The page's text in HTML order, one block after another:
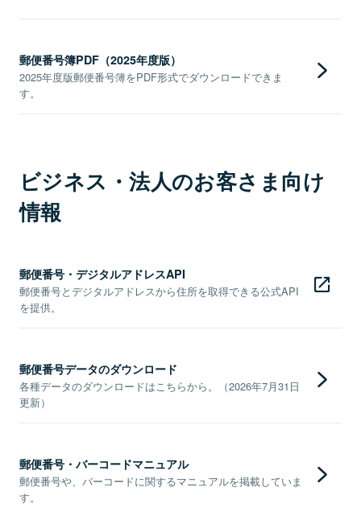
郵便番号簿PDF（2025年度版）
2025年度版郵便番号簿をPDF形式でダウンロードできま
す。
ビジネス・法人のお客さま向け
情報
郵便番号・デジタルアドレスAPI
郵便番号とデジタルアドレスから住所を取得できる公式API
を提供。
郵便番号データのダウンロード
各種データのダウンロードはこちらから。（2026年7月31日
更新）
郵便番号・バーコードマニュアル
郵便番号や、バーコードに関するマニュアルを掲載していま
す。